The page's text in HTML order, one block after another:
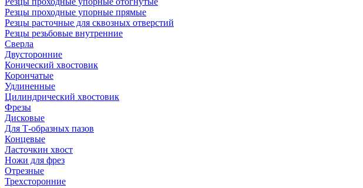
Резцы проходные упорные прямые
Резцы расточные для сквозных отверстий
Резцы резьбовые внутренние
Сверла
Двусторонние
Конический хвостовик
Корончатые
Удлиненные
Цилиндрический хвостовик
Фрезы
Дисковые
Для Т-образных пазов
Концевые
Ласточкин хвост
Ножи для фрез
Отрезные
Трехсторонние